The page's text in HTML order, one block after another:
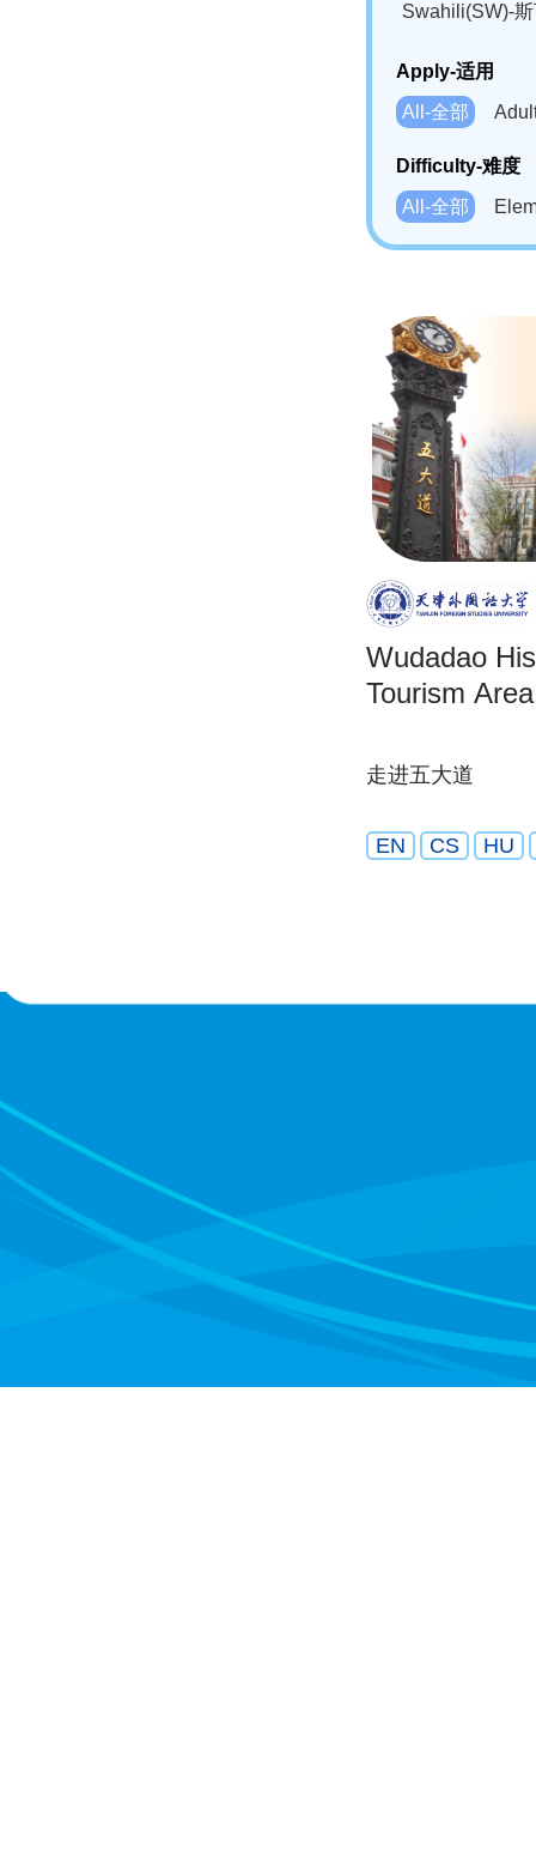
Swahili(SW)-
Apply-适用
All-全部
Difficulty-难度
All-全部
Wudadao
Tourism Area
走进五大道
EN CS HU